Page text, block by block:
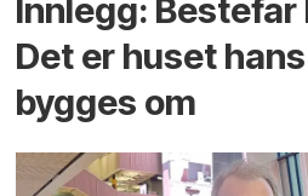
Innlegg: Bestefar
Det er huset
bygges om